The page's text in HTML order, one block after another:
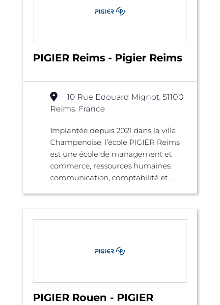
PIGIER Reims - Pigier Reims
10 Rue Edouard Mignot, 51100
Reims, France
Implantée depuis 2021 dans la ville
Champenoise, l’école PIGIER Reims
est une école de management et
commerce, ressources humaines,
communication, comptabilité et ...
PIGIER Rouen - PIGIER